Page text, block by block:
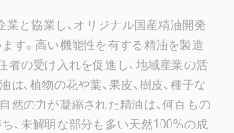
と協業し、オリジナル国産精油開発
す。高い機能性を有する精油を製造
者の受け入れを促進し、地域産業の活
、植物の花や葉、果皮、樹皮、種子な
然の力が凝縮された精油は、何百もの
、未解明な部分も多い天然100%の成